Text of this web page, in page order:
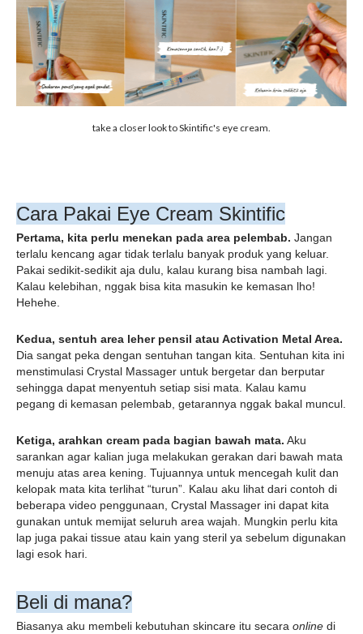
take a closer look to Skintific's eye cream.
Cara Pakai Eye Cream Skintific
Pertama, kita perlu menekan pada area pelembab. Jangan
terlalu kencang agar tidak terlalu banyak produk yang keluar.
Pakai sedikit-sedikit aja dulu, kalau kurang bisa nambah lagi.
Kalau kelebihan, nggak bisa kita masukin ke kemasan lho!
Hehehe.
Kedua, sentuh area leher pensil atau Activation Metal Area.
Dia sangat peka dengan sentuhan tangan kita. Sentuhan kita ini
menstimulasi Crystal Massager untuk bergetar dan berputar
sehingga dapat menyentuh setiap sisi mata. Kalau kamu
pegang di kemasan pelembab, getarannya nggak bakal muncul.
Ketiga, arahkan cream pada bagian bawah mata. Aku
sarankan agar kalian juga melakukan gerakan dari bawah mata
menuju atas area kening. Tujuannya untuk mencegah kulit dan
kelopak mata kita terlihat “turun”. Kalau aku lihat dari contoh di
beberapa video penggunaan, Crystal Massager ini dapat kita
gunakan untuk memijat seluruh area wajah. Mungkin perlu kita
lap juga pakai tissue atau kain yang steril ya sebelum digunakan
lagi esok hari.
Beli di mana?
Biasanya aku membeli kebutuhan skincare itu secara online di